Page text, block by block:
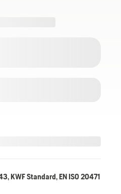
KWF Standard, EN ISO 20471